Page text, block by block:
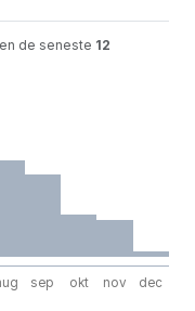
de seneste 12
sep okt nov dec